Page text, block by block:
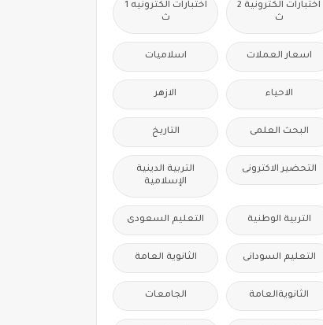
اختبارات الكترونية 2
ث
اختبارات الكترونيه 1
ث
اسعار العملات اسلاميات
الاحياء الازهر
البحث العلمى التاريخ
التحضير الاكترونى
التربية الدينية
الإسلامية
التربية الوطنية التعليم السعودى
التعليم السودانى الثانوية العامة
الثانويةالعامة الجامعات